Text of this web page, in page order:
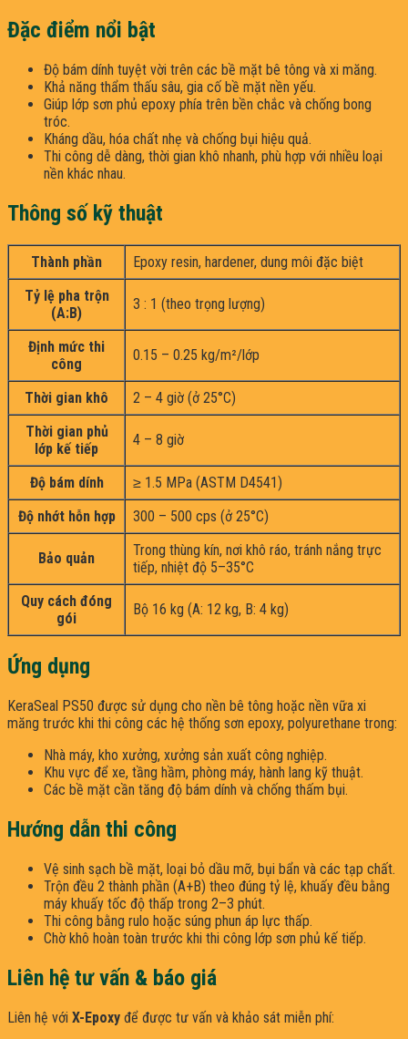
Đặc điểm nổi bật
Độ bám dính tuyệt vời trên các bề mặt bê tông và xi măng.
Khả năng thẩm thấu sâu, gia cố bề mặt nền yếu.
Giúp lớp sơn phủ epoxy phía trên bền chắc và chống bong
tróc.
Kháng dầu, hóa chất nhẹ và chống bụi hiệu quả.
Thi công dễ dàng, thời gian khô nhanh, phù hợp với nhiều loại
nền khác nhau.
Thông số kỹ thuật
Thành phần
Epoxy resin, hardener, dung môi đặc biệt
Tỷ lệ pha trộn
(A:B)
3 : 1 (theo trọng lượng)
Định mức thi
công
0.15 – 0.25 kg/m²/lớp
Thời gian khô
2 – 4 giờ (ở 25°C)
Thời gian phủ
lớp kế tiếp
4 – 8 giờ
Độ bám dính
≥ 1.5 MPa (ASTM D4541)
Độ nhớt hỗn hợp
300 – 500 cps (ở 25°C)
Bảo quản
Trong thùng kín, nơi khô ráo, tránh nắng trực
tiếp, nhiệt độ 5–35°C
Quy cách đóng
gói
Bộ 16 kg (A: 12 kg, B: 4 kg)
Ứng dụng
KeraSeal PS50 được sử dụng cho nền bê tông hoặc nền vữa xi
măng trước khi thi công các hệ thống sơn epoxy, polyurethane trong:
Nhà máy, kho xưởng, xưởng sản xuất công nghiệp.
Khu vực để xe, tầng hầm, phòng máy, hành lang kỹ thuật.
Các bề mặt cần tăng độ bám dính và chống thấm bụi.
Hướng dẫn thi công
Vệ sinh sạch bề mặt, loại bỏ dầu mỡ, bụi bẩn và các tạp chất.
Trộn đều 2 thành phần (A+B) theo đúng tỷ lệ, khuấy đều bằng
máy khuấy tốc độ thấp trong 2–3 phút.
Thi công bằng rulo hoặc súng phun áp lực thấp.
Chờ khô hoàn toàn trước khi thi công lớp sơn phủ kế tiếp.
Liên hệ tư vấn & báo giá
Liên hệ với X-Epoxy để được tư vấn và khảo sát miễn phí: